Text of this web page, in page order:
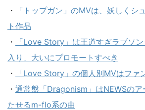
・
「トップガン」のMVは、妖しくシ
ト作品
・
「Love Story」は王道すぎラブソ
入り、大いにプロモートすべき
・
「Love Story」の個人別MVはファ
・ 通常盤「Dragonism」はNEWSのア
たせるm-flo系の曲